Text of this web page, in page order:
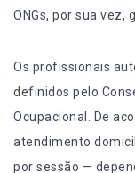
ONGs, por sua vez,
Os profissionais
definidos pelo
Ocupacional. De
atendimento
por sessão —